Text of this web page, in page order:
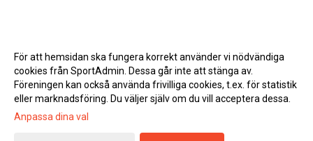
Gå till Webbversion
För att hemsidan ska fungera korrekt använder vi nödvändiga
cookies från SportAdmin. Dessa går inte att stänga av.
Föreningen kan också använda frivilliga cookies, t.ex. för statistik
eller marknadsföring. Du väljer själv om du vill acceptera dessa.
Anpassa dina val